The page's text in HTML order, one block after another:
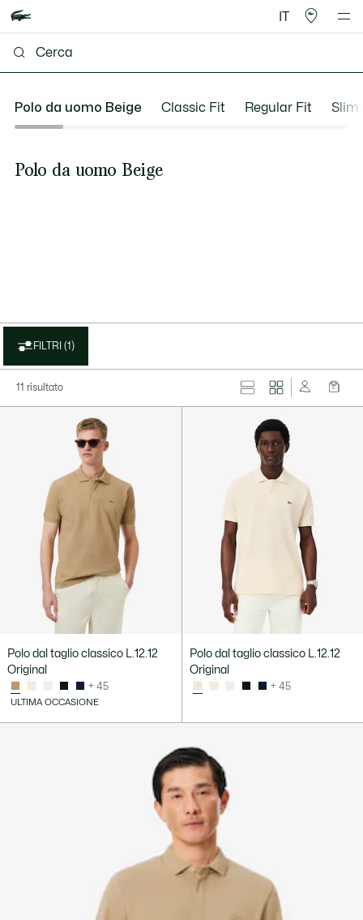
IT
Polo da uomo Beige Classic Fit Regular Fit Slim
Polo da uomo Beige
FILTRI (1)
11 risultato
Polo dal taglio classico L.12.12
Original
+ 45
ULTIMA OCCASIONE
Polo dal taglio classico L.12.12
Original
+ 45